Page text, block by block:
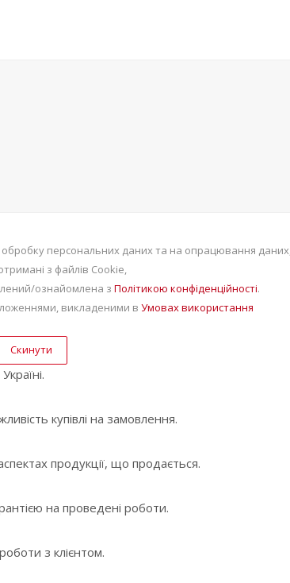
персональних даних та на опрацювання
з файлів Сookie,
ознайомлена з Політикою конфіденційності.
викладеними в Умовах використання
Скинути
купівлі на замовлення.
продукції, що продається.
на проведені роботи.
з клієнтом.